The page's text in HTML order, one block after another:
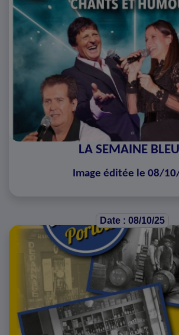
LA SEMAINE
Image éditée le 08/
Date : 08/10/25